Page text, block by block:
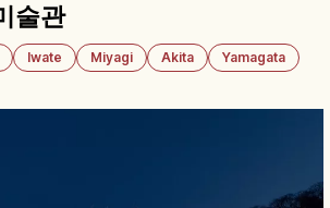
술관
Iwate Miyagi Akita
Yamagata